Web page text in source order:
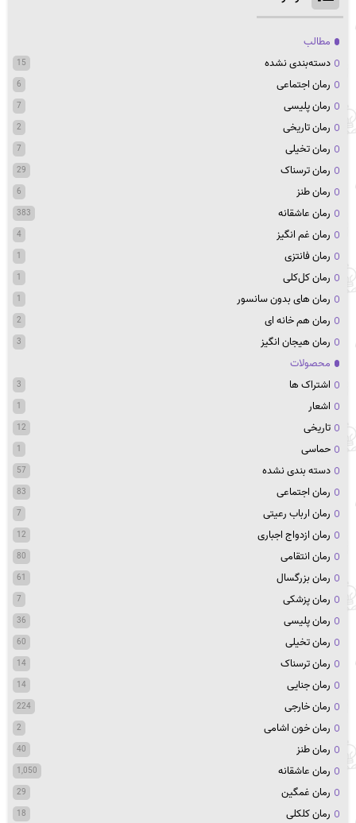
مطالب
دسته‌بندی نشده
15
رمان اجتماعی 6
رمان پلیسی 7
رمان تاریخی 2
رمان تخیلی 7
رمان ترسناک 29
رمان طنز 6
رمان عاشقانه 383
رمان غم انگیز 4
رمان فانتزی 1
رمان کل‌کلی 1
رمان های بدون سانسور 1
رمان هم خانه ای 2
رمان هیجان انگیز 3
محصولات
اشتراک ها
3
اشعار 1
تاریخی 12
حماسی 1
دسته بندی نشده 57
رمان اجتماعی 83
رمان ارباب رعیتی 7
رمان ازدواج اجباری 12
رمان انتقامی 80
رمان بزرگسال 61
رمان پزشکی 7
رمان پلیسی 36
رمان تخیلی 60
رمان ترسناک 14
رمان جنایی 14
رمان خارجی 224
رمان خون اشامی 2
رمان طنز 40
رمان عاشقانه 1,050
رمان غمگین 29
رمان کلکلی 18